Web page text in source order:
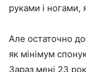
руками і ногами,
Але остаточно
як мінімум
Зараз мені 23